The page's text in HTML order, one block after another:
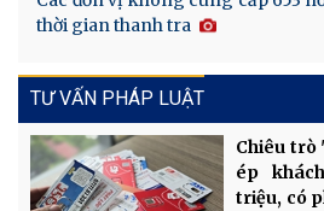
thời gian thanh tra
TƯ VẤN PHÁP LUẬT
Chiêu trò
ép
triệu, có